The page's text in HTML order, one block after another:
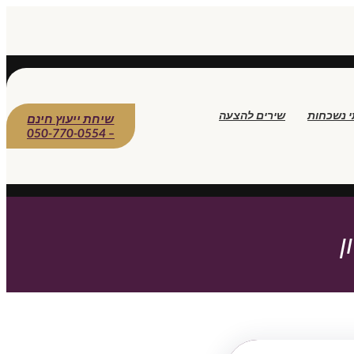
נשכחות שירים להצעה
שיחת ייעוץ חינם
– 050-770-0554